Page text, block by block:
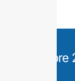
Diciembre